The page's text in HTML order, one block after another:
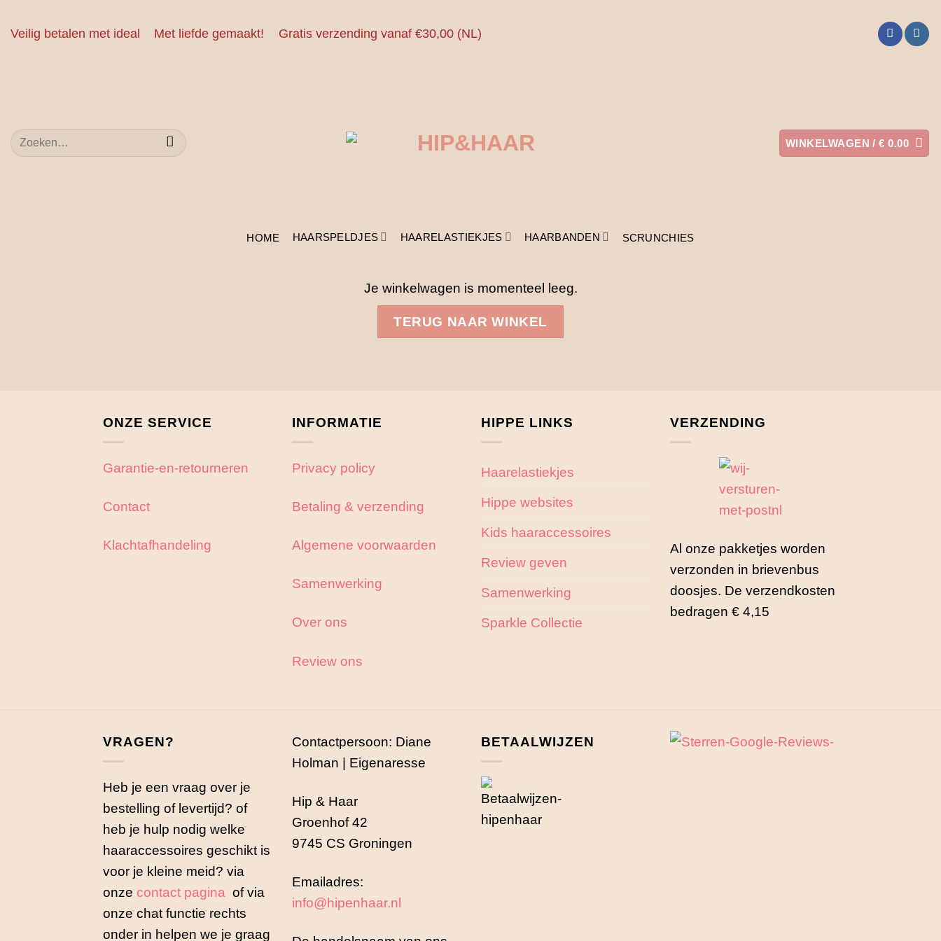
naar
Veilig betalen met ideal Met liefde gemaakt! Gratis verzending vanaf €30,00 (NL)
Zoeken
naar:
WINKELWAGEN /€ 0.00
HOME HAARSPELDJES HAARELASTIEKJES HAARBANDEN SCRUNCHIES
Je winkelwagen is momenteel leeg.
TERUG NAAR WINKEL
ONZE SERVICE
Garantie-en-retourneren
Contact
Klachtafhandeling
INFORMATIE
Privacy policy
Betaling & verzending
Algemene voorwaarden
Samenwerking
Over ons
Review ons
HIPPE LINKS
Haarelastiekjes
Hippe websites
Kids haaraccessoires
Review geven
Samenwerking
Sparkle Collectie
VERZENDING
Al onze pakketjes worden
verzonden in brievenbus
doosjes. De verzendkosten
bedragen € 4,15
VRAGEN?
Heb je een vraag over je
bestelling of levertijd? of
heb je hulp nodig welke
haaraccessoires geschikt is
voor je kleine meid? via
onze contact pagina of via
onze chat functie rechts
onder in helpen we je graag
Contactpersoon: Diane
Holman | Eigenaresse
Hip & Haar
Groenhof 42
9745 CS Groningen
Emailadres:
info@hipenhaar.nl
BETAALWIJZEN